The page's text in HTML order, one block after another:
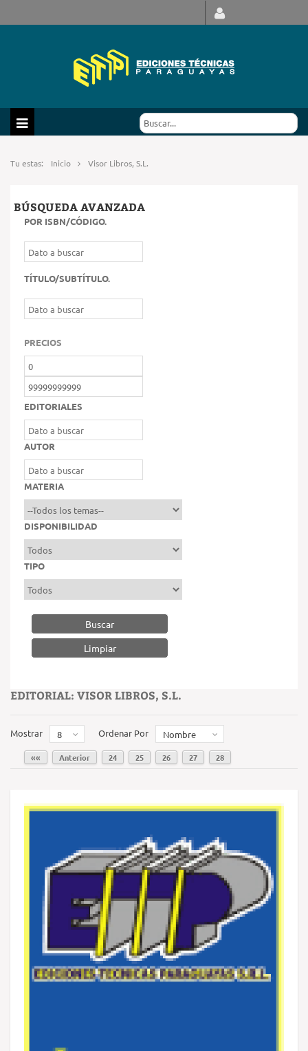
Tu estas: Inicio Visor Libros, S.L.
BÚSQUEDA AVANZADA
POR ISBN/CÓDIGO.
TÍTULO/SUBTÍTULO.
PRECIOS
EDITORIALES
AUTOR
MATERIA
DISPONIBILIDAD
TIPO
Buscar
EDITORIAL: VISOR LIBROS, S.L.
Mostrar 8 Ordenar Por Nombre
«« Anterior 24 25 26 27 28